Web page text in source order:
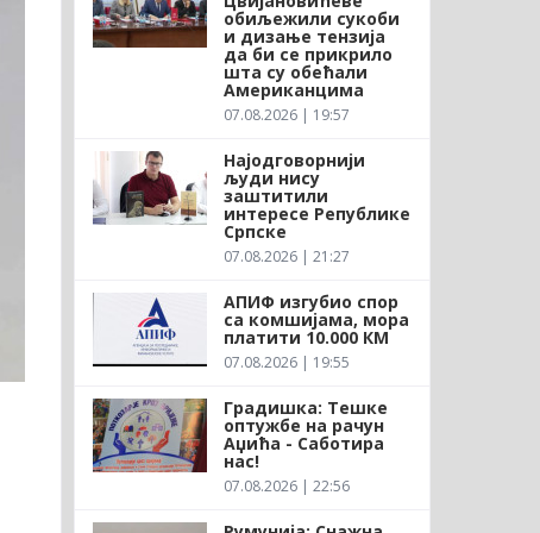
обиљежили сукоби
и дизање тензија
да би се прикрило
шта су обећали
Американцима
07.08.2026 | 19:57
Најодговорнији
људи нису
заштитили
интересе Републике
Српске
07.08.2026 | 21:27
АПИФ изгубио спор
са комшијама, мора
платити 10.000 КМ
07.08.2026 | 19:55
Градишка: Тешке
оптужбе на рачун
Аџића - Саботира
нас!
07.08.2026 | 22:56